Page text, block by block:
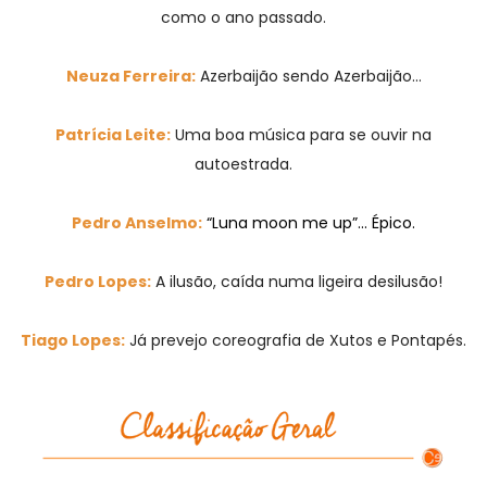
como o ano passado.
Neuza Ferreira:Azerbaijão sendo Azerbaijão...
Patrícia Leite: Uma boa música para se ouvir na
autoestrada.
Pedro Anselmo: “Luna moon me up”… Épico.
Pedro Lopes: A ilusão, caída numa ligeira desilusão!
Tiago Lopes: Já prevejo coreografia de Xutos e Pontapés.